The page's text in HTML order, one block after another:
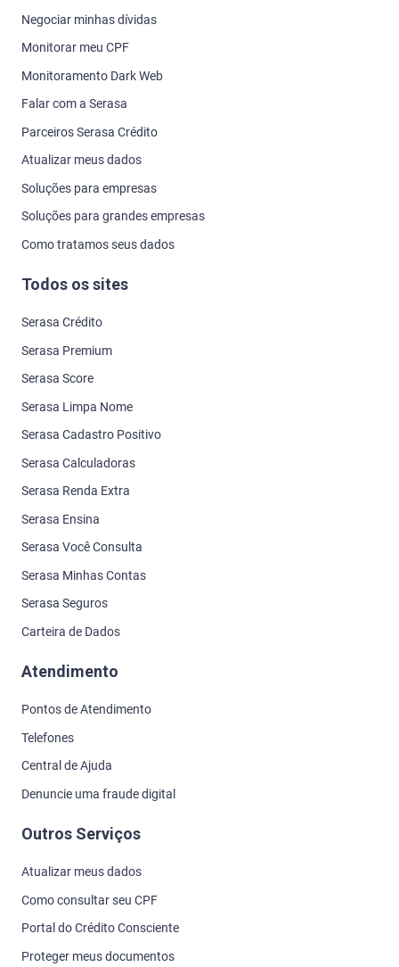
Negociar minhas dívidas
Monitorar meu CPF
Monitoramento Dark Web
Falar com a Serasa
Parceiros Serasa Crédito
Atualizar meus dados
Soluções para empresas
Soluções para grandes empresas
Como tratamos seus dados
Todos os sites
Serasa Crédito
Serasa Premium
Serasa Score
Serasa Limpa Nome
Serasa Cadastro Positivo
Serasa Calculadoras
Serasa Renda Extra
Serasa Ensina
Serasa Você Consulta
Serasa Minhas Contas
Serasa Seguros
Carteira de Dados
Atendimento
Pontos de Atendimento
Telefones
Central de Ajuda
Denuncie uma fraude digital
Outros Serviços
Atualizar meus dados
Como consultar seu CPF
Portal do Crédito Consciente
Proteger meus documentos